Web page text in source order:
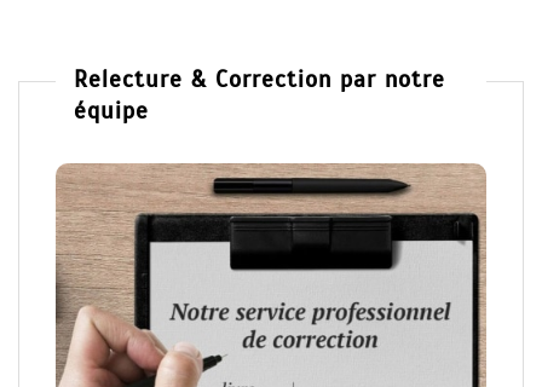
Relecture & Correction par notre
équipe